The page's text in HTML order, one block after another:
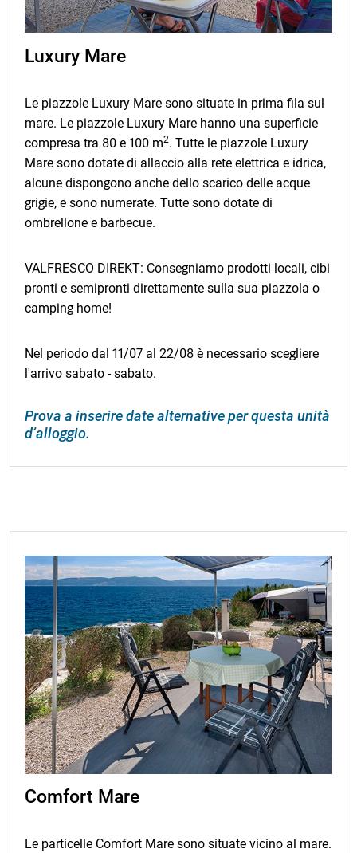
a suo carico. In caso di risoluzione del Contratto, ci
limitiamo a rimborsare esclusivamente l’importo
dell'anticipo ricevuto in base al Contratto di
prenotazione. Valida dal 01/01/2026. Per le
di prezzo farà riferimento a un confronto con l'indice
cumulativo del tasso di inflazione mensile di marzo
Luxury Mare
Le piazzole Luxury Mare sono situate in prima fila sul
mare. Le piazzole Luxury Mare hanno una superficie
compresa tra 80 e 100 m2. Tutte le piazzole Luxury
Mare sono dotate di allaccio alla rete elettrica e idrica,
alcune dispongono anche dello scarico delle acque
grigie, e sono numerate. Tutte sono dotate di
ombrellone e barbecue.
VALFRESCO DIREKT: Consegniamo prodotti locali, cibi
pronti e semipronti direttamente sulla sua piazzola o
camping home!
Nel periodo dal 11/07 al 22/08 è necessario scegliere
l'arrivo sabato - sabato.
Prova a inserire date alternative per questa unità
d’alloggio.
Comfort Mare
Le particelle Comfort Mare sono situate vicino al mare.